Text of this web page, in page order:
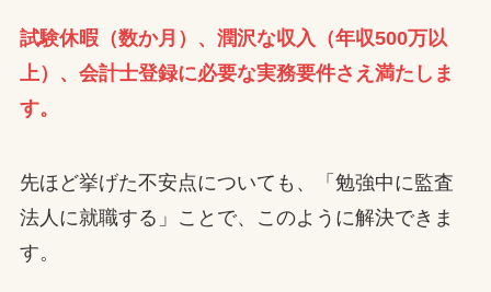
試験休暇（数か月）、潤沢な収入（年収500万以
上）、会計士登録に必要な実務要件さえ満たしま
す。
先ほど挙げた不安点についても、「勉強中に監査
法人に就職する」ことで、このように解決できま
す。